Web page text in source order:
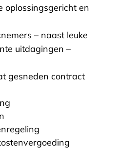
oplossingsgericht en
– naast leuke
uitdagingen –
gesneden contract